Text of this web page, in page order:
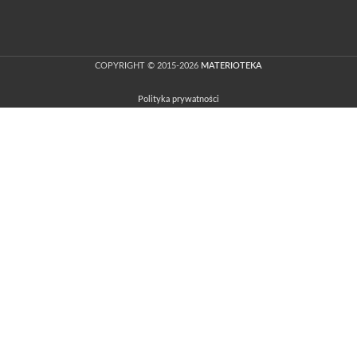
COPYRIGHT © 2015-2026 MATERIOTEKA
Polityka prywatności